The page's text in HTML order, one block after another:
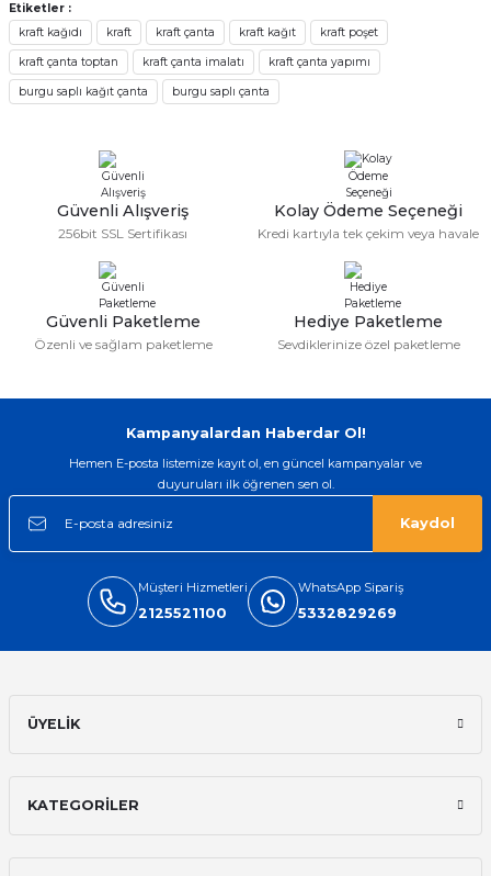
Ürün resmi kalitesiz, bozuk veya görüntülenemiyor.
Ürün açıklamasında eksik bilgiler bulunuyor.
Ürün bilgilerinde hatalar bulunuyor.
Bu ürüne benzer farklı alternatifler olmalı.
Sitemize ilk yorumu siz yapın!
Deneyimini Paylaş
Etiketler :
kraft kağıdı
kraft kraft çanta kraft kağıt kraft poşet
kraft çanta toptan kraft çanta imalatı kraft çanta yapımı
burgu saplı kağıt çanta burgu saplı çanta
Güvenli Alışveriş
256bit SSL Sertifikası
Kolay Ödeme Seçeneği
Kredi kartıyla tek çekim veya havale
Güvenli Paketleme
Özenli ve sağlam paketleme
Hediye Paketleme
Sevdiklerinize özel paketleme
Kampanyalardan Haberdar Ol!
Hemen E-posta listemize kayıt ol, en güncel kampanyalar ve
duyuruları ilk öğrenen sen ol.
Kaydol
Müşteri Hizmetleri
2125521100
WhatsApp Sipariş
5332829269
ÜYELİK
KATEGORİLER